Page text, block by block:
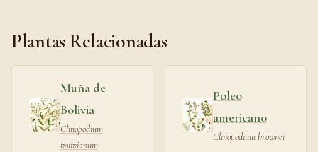
Plantas Relacionadas
Muña de
Bolivia
Clinopodium
bolivianum
Poleo
americano
Clinopodium brownei